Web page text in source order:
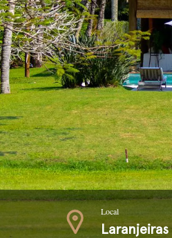
Local
Laranjeiras